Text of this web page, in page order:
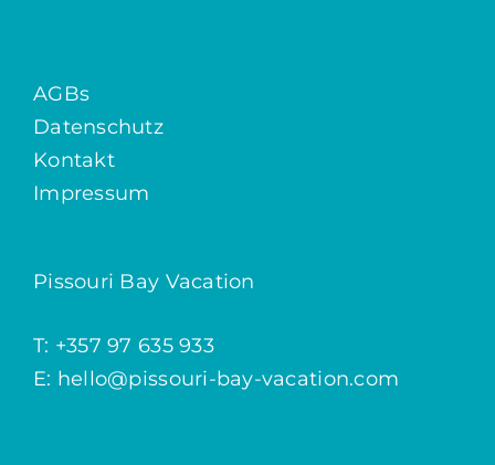
AGBs
Datenschutz
Kontakt
Impressum
Pissouri Bay Vacation
T: +357 97 635 933
E: hello@pissouri-bay-vacation.com